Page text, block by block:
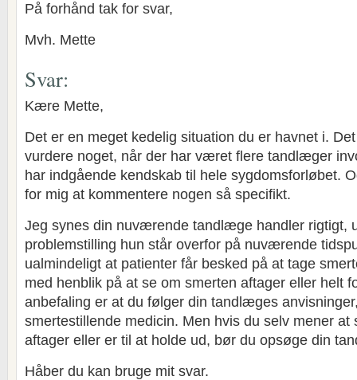
På forhånd tak for svar,
Mvh. Mette
Svar:
Kære Mette,
Det er en meget kedelig situation du er havnet i.
vurdere noget, når der har været flere tandlæger
har indgående kendskab til hele sygdomsforløbet.
for mig at kommentere nogen så specifikt.
Jeg synes din nuværende tandlæge handler rigtigt,
problemstilling hun står overfor på nuværende
ualmindeligt at patienter får besked på at tage
med henblik på at se om smerten aftager eller helt
anbefaling er at du følger din tandlæges
smertestillende medicin. Men hvis du selv mener at
aftager eller er til at holde ud, bør du opsøge din
Håber du kan bruge mit svar.